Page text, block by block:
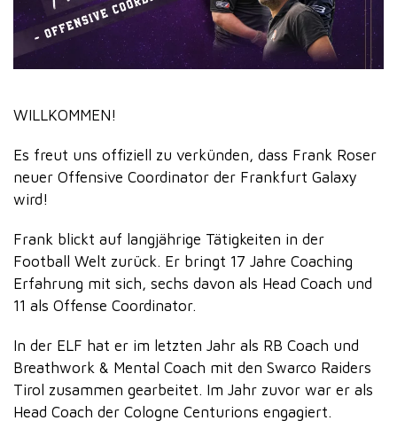
WILLKOMMEN!
Es freut uns offiziell zu verkünden, dass Frank Roser
neuer Offensive Coordinator der Frankfurt Galaxy
wird!
Frank blickt auf langjährige Tätigkeiten in der
Football Welt zurück. Er bringt 17 Jahre Coaching
Erfahrung mit sich, sechs davon als Head Coach und
11 als Offense Coordinator.
In der ELF hat er im letzten Jahr als RB Coach und
Breathwork & Mental Coach mit den Swarco Raiders
Tirol zusammen gearbeitet. Im Jahr zuvor war er als
Head Coach der Cologne Centurions engagiert.